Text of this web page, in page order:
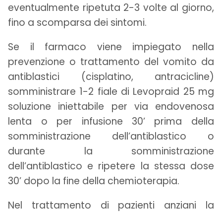
eventualmente ripetuta 2-3 volte al giorno,
fino a scomparsa dei sintomi.
Se il farmaco viene impiegato nella
prevenzione o trattamento del vomito da
antiblastici (cisplatino, antracicline)
somministrare 1-2 fiale di Levopraid 25 mg
soluzione iniettabile per via endovenosa
lenta o per infusione 30’ prima della
somministrazione dell’antiblastico o
durante la somministrazione
dell’antiblastico e ripetere la stessa dose
30’ dopo la fine della chemioterapia.
Nel trattamento di pazienti anziani la